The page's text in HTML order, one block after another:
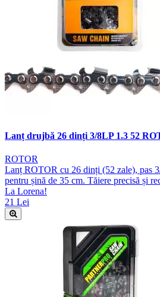
Lanț drujbă 26 dinți 3/8LP 1.3 52
ROTOR
Lanț ROTOR cu 26 dinți (52 zale), pas
pentru șină de 35 cm. Tăiere precisă și
La Lorena!
21 Lei